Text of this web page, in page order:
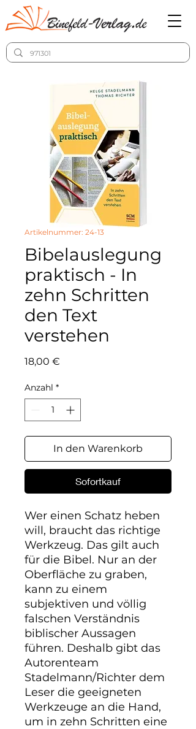
Artikelnummer: 24-13
Bibelauslegung
praktisch - In
zehn Schritten
den Text
verstehen
18,00 €
Anzahl *
In den Warenkorb
Sofortkauf
Wer einen Schatz heben
will, braucht das richtige
Werkzeug. Das gilt auch
für die Bibel. Nur an der
Oberfläche zu graben,
kann zu einem
subjektiven und völlig
falschen Verständnis
biblischer Aussagen
führen. Deshalb gibt das
Autorenteam
Stadelmann/Richter dem
Leser die geeigneten
Werkzeuge an die Hand,
um in zehn Schritten eine